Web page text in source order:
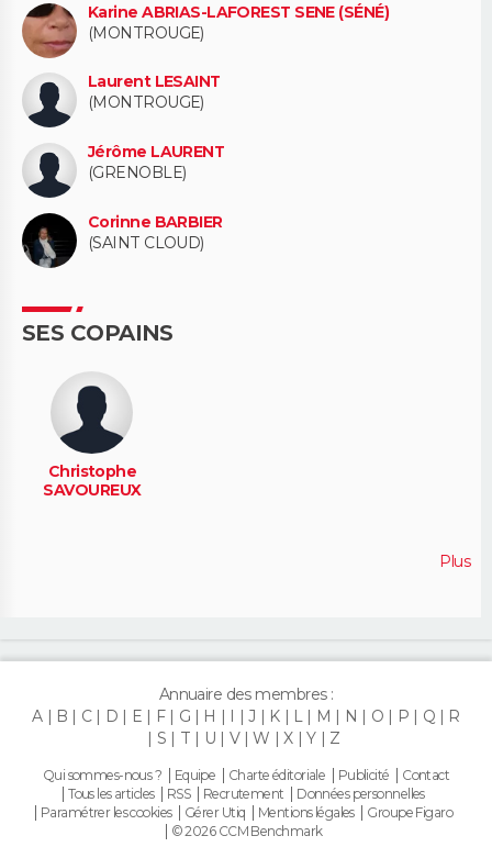
Karine ABRIAS-LAFOREST SENE (SÉNÉ)
(MONTROUGE)
Laurent LESAINT
(MONTROUGE)
Jérôme LAURENT
(GRENOBLE)
Corinne BARBIER
(SAINT CLOUD)
SES COPAINS
Christophe
SAVOUREUX
Plus
Annuaire des membres :
A
B C D E F G H I J K L M N O P Q
R
S
T U V W X Y Z
Qui sommes-nous ? Equipe Charte éditoriale Publicité
Contact
Tous les articles
RSS Recrutement
Données personnelles
Paramétrer les cookies
Gérer Utiq Mentions légales
Groupe Figaro
© 2026 CCM Benchmark